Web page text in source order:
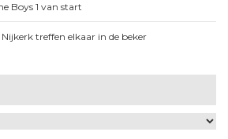
Boys 1 van start
Nijkerk treffen elkaar in de beker